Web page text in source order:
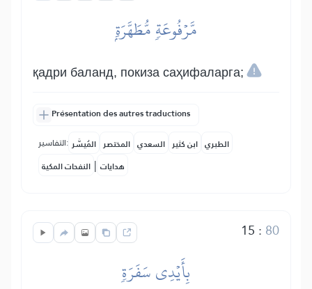
مَّرۡفُوعَةٖ مُّطَهَّرَةِۭ
қадри баланд, покиза саҳифаларга;
Présentation des autres traductions
التفاسير: المُيسَّر المختصر السعدي ابن كثير الطبري
النفحات المكية | هدايات
15 : 80
بِأَيۡدِي سَفَرَةٖ